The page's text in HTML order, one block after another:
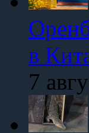
в
7